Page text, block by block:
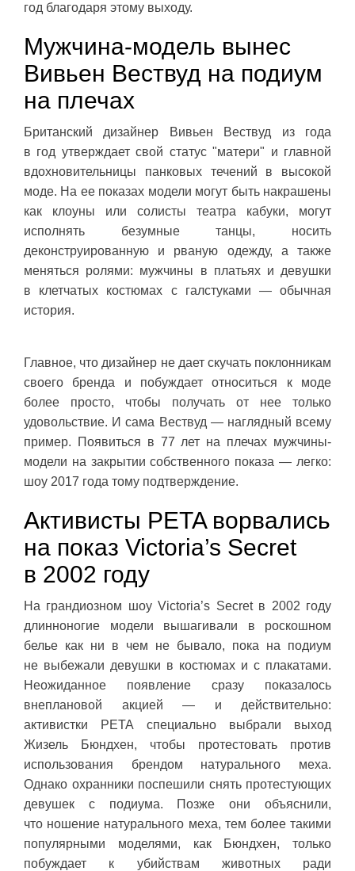
год благодаря этому выходу.
Мужчина-модель вынес
Вивьен Вествуд на подиум
на плечах
Британский дизайнер Вивьен Вествуд из года
в год утверждает свой статус "матери" и главной
вдохновительницы панковых течений в высокой
моде. На ее показах модели могут быть накрашены
как клоуны или солисты театра кабуки, могут
исполнять безумные танцы, носить
деконструированную и рваную одежду, а также
меняться ролями: мужчины в платьях и девушки
в клетчатых костюмах с галстуками — обычная
история.
Главное, что дизайнер не дает скучать поклонникам
своего бренда и побуждает относиться к моде
более просто, чтобы получать от нее только
удовольствие. И сама Вествуд — наглядный всему
пример. Появиться в 77 лет на плечах мужчины-
модели на закрытии собственного показа — легко:
шоу 2017 года тому подтверждение.
Активисты PETA ворвались
на показ Victoria’s Secret
в 2002 году
На грандиозном шоу Victoria’s Secret в 2002 году
длинноногие модели вышагивали в роскошном
белье как ни в чем не бывало, пока на подиум
не выбежали девушки в костюмах и с плакатами.
Неожиданное появление сразу показалось
внеплановой акцией — и действительно:
активистки PETA специально выбрали выход
Жизель Бюндхен, чтобы протестовать против
использования брендом натурального меха.
Однако охранники поспешили снять протестующих
девушек с подиума. Позже они объяснили,
что ношение натурального меха, тем более такими
популярными моделями, как Бюндхен, только
побуждает к убийствам животных ради